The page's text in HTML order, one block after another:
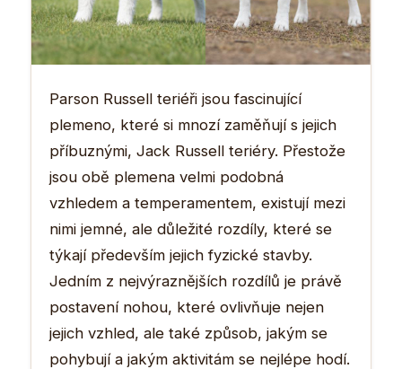
Parson Russell teriéři jsou fascinující
plemeno, které si mnozí zaměňují s jejich
příbuznými, Jack Russell teriéry. Přestože
jsou obě plemena velmi podobná
vzhledem a temperamentem, existují mezi
nimi jemné, ale důležité rozdíly, které se
týkají především jejich fyzické stavby.
Jedním z nejvýraznějších rozdílů je právě
postavení nohou, které ovlivňuje nejen
jejich vzhled, ale také způsob, jakým se
pohybují a jakým aktivitám se nejlépe hodí.